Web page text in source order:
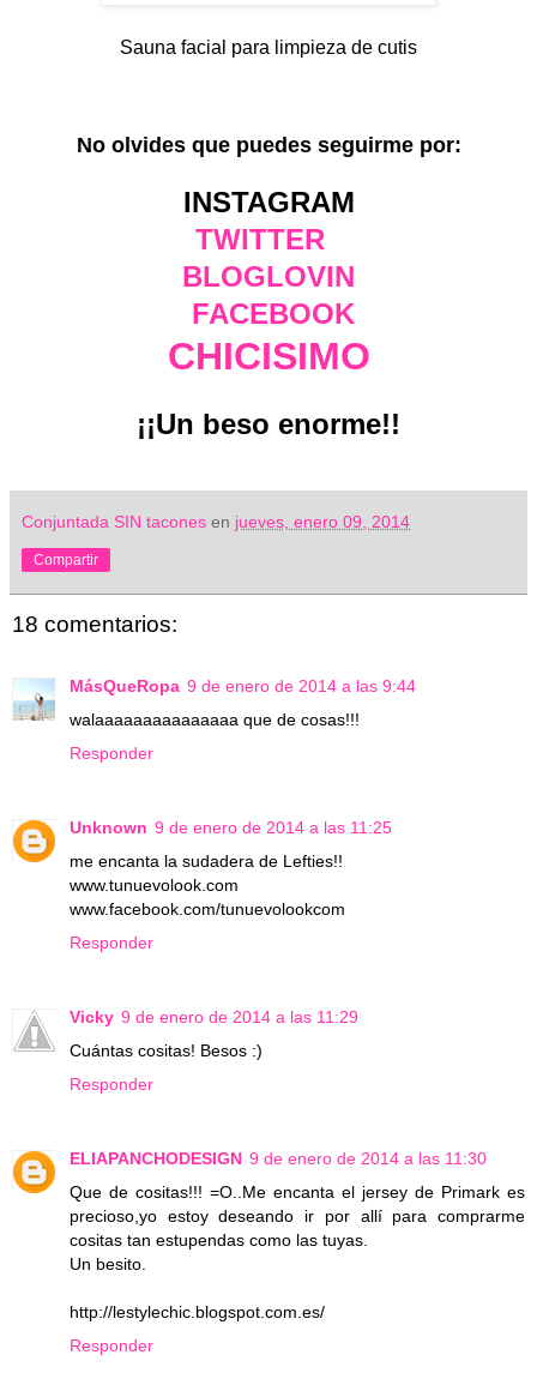
Sauna facial para limpieza de cutis
No olvides que puedes seguirme por:
INSTAGRAM
TWITTER
BLOGLOVIN
FACEBOOK
CHICISIMO
¡¡Un beso enorme!!
Conjuntada SIN tacones en jueves, enero 09, 2014
Compartir
18 comentarios:
MásQueRopa 9 de enero de 2014 a las 9:44
walaaaaaaaaaaaaaaa que de cosas!!!
Responder
Unknown 9 de enero de 2014 a las 11:25
me encanta la sudadera de Lefties!!
www.tunuevolook.com
www.facebook.com/tunuevolookcom
Responder
Vicky 9 de enero de 2014 a las 11:29
Cuántas cositas! Besos :)
Responder
ELIAPANCHODESIGN 9 de enero de 2014 a las 11:30
Que de cositas!!! =O..Me encanta el jersey de Primark es
precioso,yo estoy deseando ir por allí para comprarme
cositas tan estupendas como las tuyas.
Un besito.
http://lestylechic.blogspot.com.es/
Responder